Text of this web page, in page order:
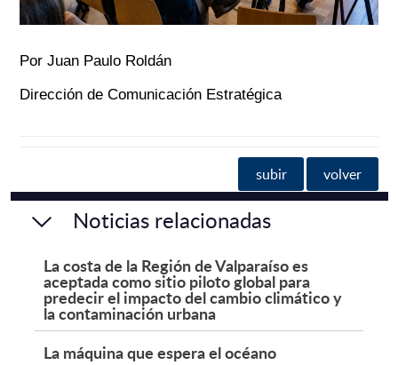
Por Juan Paulo Roldán
Dirección de Comunicación Estratégica
subir volver
Noticias relacionadas
La costa de la Región de Valparaíso es
aceptada como sitio piloto global para
predecir el impacto del cambio climático y
la contaminación urbana
La máquina que espera el océano